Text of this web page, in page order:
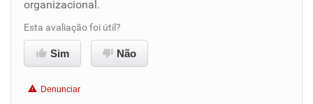
Conciliação com a vida familiar
Benefícios
organizacional.
Esta avaliação foi útil?
Sim Não
Denunciar